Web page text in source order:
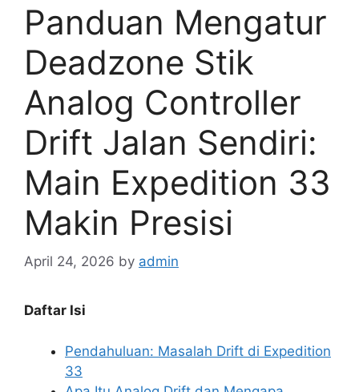
Panduan Mengatur
Deadzone Stik
Analog Controller
Drift Jalan Sendiri:
Main Expedition 33
Makin Presisi
April 24, 2026 by admin
Daftar Isi
Pendahuluan: Masalah Drift di Expedition
33